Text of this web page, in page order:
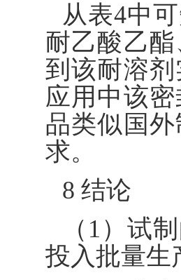
从表4中
耐乙酸乙
到该耐溶
应用中该
品类似国
求。
8 结论
（1）试
投入批量生